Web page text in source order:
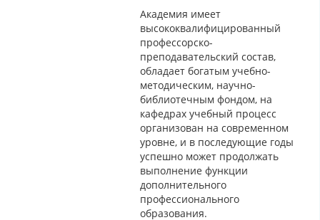
Академия имеет
высококвалифицированный
профессорско-
преподавательский состав,
обладает богатым учебно-
методическим, научно-
библиотечным фондом, на
кафедрах учебный процесс
организован на современном
уровне, и в последующие годы
успешно может продолжать
выполнение функции
дополнительного
профессионального
образования.